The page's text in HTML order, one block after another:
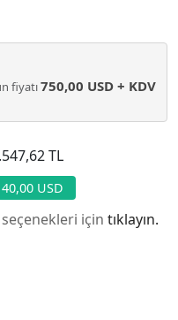
TL
40,00 USD
fiyatı750,00 USD + KDV
için tıklayın.